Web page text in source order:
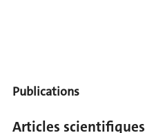
Publications
Articles scientifiques